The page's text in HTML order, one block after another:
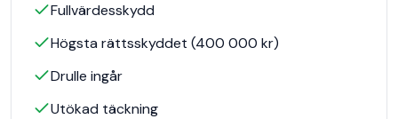
Fullvärdesskydd
Högsta rättsskyddet (400 000 kr)
Drulle ingår
Utökad täckning